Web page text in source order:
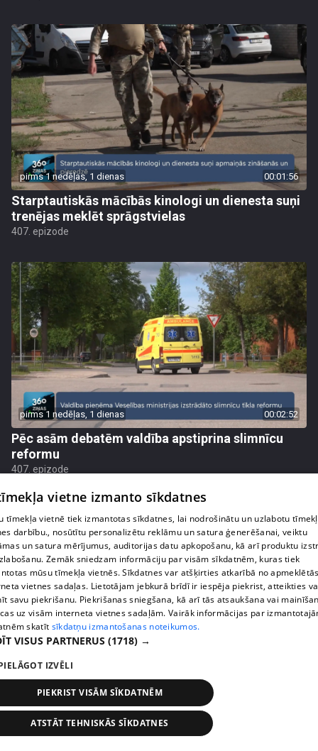
pirms 1 nedēļas, 1 dienas 00:01:56
Starptautiskās mācībās kinologi un dienesta suņi
trenējas meklēt sprāgstvielas
407. epizode
pirms 1 nedēļas, 1 dienas 00:02:52
Pēc asām debatēm valdība apstiprina slimnīcu
reformu
407. epizode
Barkavā sākas kapelmeistaru mācības, lai nodotu
tautas muzicēšanas prasmes nākamajām
paaudzēm
407. epizode
vietne izmanto sīkdatnes
tīmekļa vietnē tiek izmantotas sīkdatnes, lai nodrošinātu un uzlabotu
darbību., nosūtītu personalizētu reklāmu un satura ģenerēšanai, veiktu
un satura mērījumus, auditorijas datu apkopošanu, kā arī produktu
Zemāk sniedzam informāciju par visām sīkdatnēm, kuras tiek
mūsu tīmekļa vietnēs. Sīkdatnes var atšķirties atkarībā no
vietnes sadaļas. Lietotājam jebkurā brīdī ir iespēja piekrist, atteikties
savu piekrišanu. Piekrišanas sniegšana, kā arī tās atsaukšana vai
uz visām interneta vietnes sadaļām. Vairāk informācijas par
skatīt sīkdatņu izmantošanas noteikumos.
VISUS PARTNERUS (1718) →
IZVĒLI
PIEKRIST VISĀM SĪKDATNĒM
ATSTĀT TEHNISKĀS SĪKDATNES